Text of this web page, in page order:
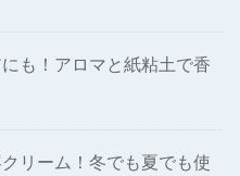
も！アロマと紙粘土で香
リーム！冬でも夏でも使